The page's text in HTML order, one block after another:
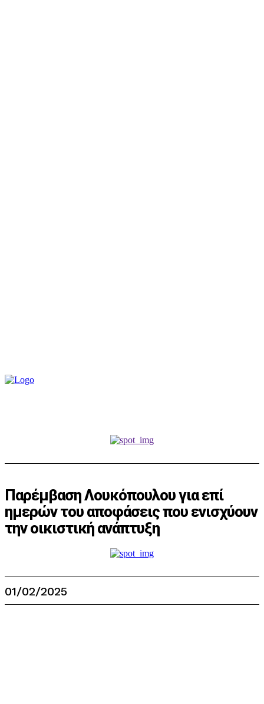
Παρέμβαση Λουκόπουλου για επί
ημερών του αποφάσεις που ενισχύουν
την οικιστική ανάπτυξη
01/02/2025